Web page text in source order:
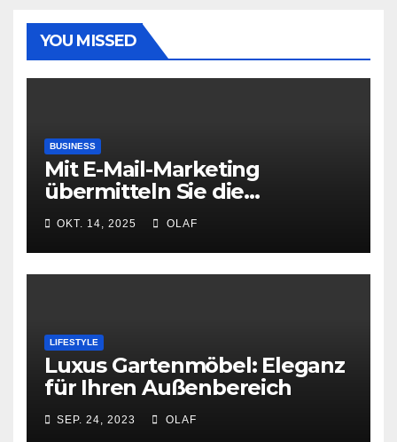
YOU MISSED
BUSINESS
Mit E-Mail-Marketing
übermitteln Sie die
wichtigen
Werbebotschaften
OKT. 14, 2025 OLAF
LIFESTYLE
Luxus Gartenmöbel: Eleganz
für Ihren Außenbereich
SEP. 24, 2023 OLAF